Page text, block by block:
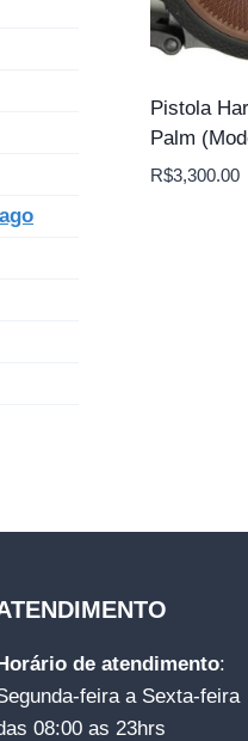
Pistola
Palm
R$3,300.00
de atendimento:
feira a Sexta-feira
08:00 as 23hrs